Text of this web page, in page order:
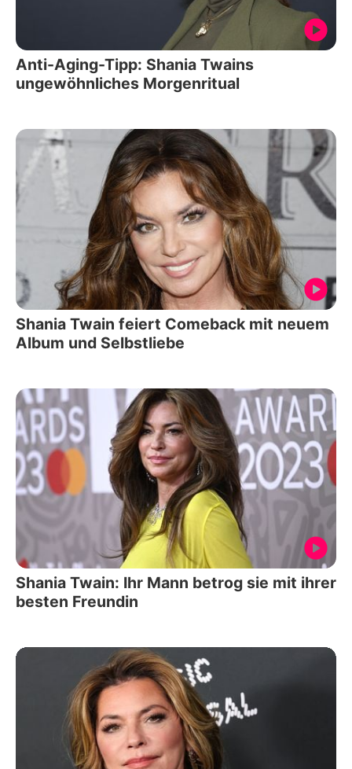
Anti-Aging-Tipp: Shania Twains
ungewöhnliches Morgenritual
Shania Twain feiert Comeback mit neuem
Album und Selbstliebe
Shania Twain: Ihr Mann betrog sie mit ihrer
besten Freundin